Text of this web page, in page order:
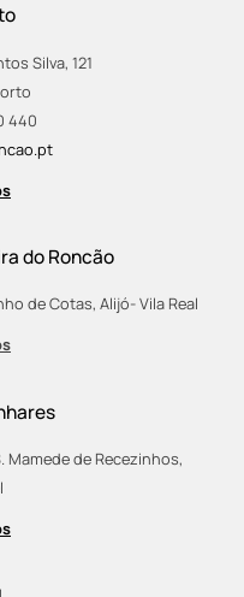
Silva, 121
440
do Roncão
de Cotas, Alijó- Vila Real
Mamede de Recezinhos,